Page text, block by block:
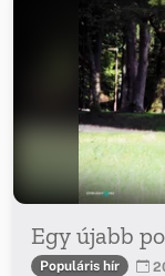
Egy újabb
Populáris hír